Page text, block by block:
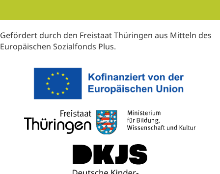
Gefördert durch den Freistaat Thüringen aus Mitteln des
Europäischen Sozialfonds Plus.